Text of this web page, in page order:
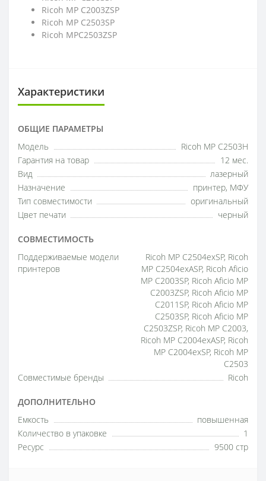
Ricoh MP C2003ZSP
Ricoh MP C2503SP
Ricoh MPC2503ZSP
Характеристики
ОБЩИЕ ПАРАМЕТРЫ
Модель
Ricoh MP C2503H
Гарантия на товар
12 мес.
Вид
лазерный
Назначение
принтер, МФУ
Тип совместимости
оригинальный
Цвет печати
черный
СОВМЕСТИМОСТЬ
Поддерживаемые модели
принтеров
Ricoh MP C2504exSP, Ricoh
MP C2504exASP, Ricoh Aficio
MP C2003SP, Ricoh Aficio MP
C2003ZSP, Ricoh Aficio MP
C2011SP, Ricoh Aficio MP
C2503SP, Ricoh Aficio MP
C2503ZSP, Ricoh MP C2003,
Ricoh MP C2004exASP, Ricoh
MP C2004exSP, Ricoh MP
C2503
Совместимые бренды
Ricoh
ДОПОЛНИТЕЛЬНО
Емкость
повышенная
Количество в упаковке
1
Ресурс
9500 стр